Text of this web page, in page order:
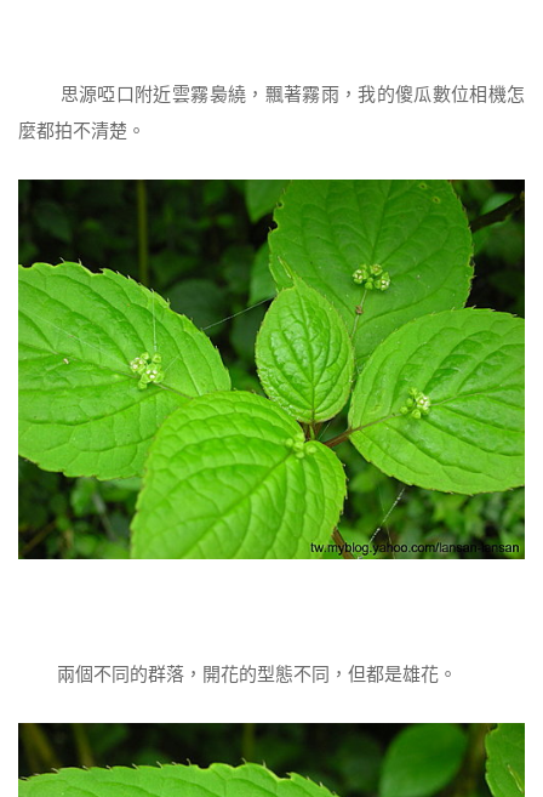
思源啞口附近雲霧裊繞，飄著霧雨，我的傻瓜數位相機怎
麼都拍不清楚。
兩個不同的群落，開花的型態不同，但都是雄花。